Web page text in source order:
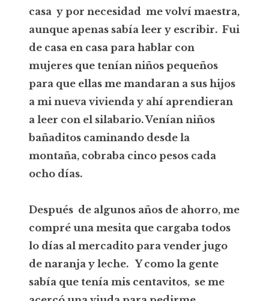
casa y por necesidad me volví maestra,
aunque apenas sabía leer y escribir. Fui
de casa en casa para hablar con
mujeres que tenían niños pequeños
para que ellas me mandaran a sus hijos
a mi nueva vivienda y ahí aprendieran
a leer con el silabario. Venían niños
bañaditos caminando desde la
montaña, cobraba cinco pesos cada
ocho días.
Después de algunos años de ahorro, me
compré una mesita que cargaba todos
lo días al mercadito para vender jugo
de naranja y leche. Y como la gente
sabía que tenía mis centavitos, se me